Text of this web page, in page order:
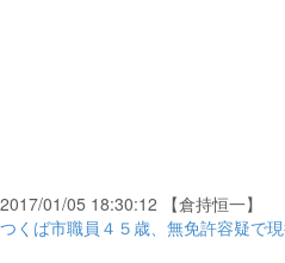
2017/01/05 18:30:12 【倉持恒一】
つくば市職員４５歳、無免許容疑で